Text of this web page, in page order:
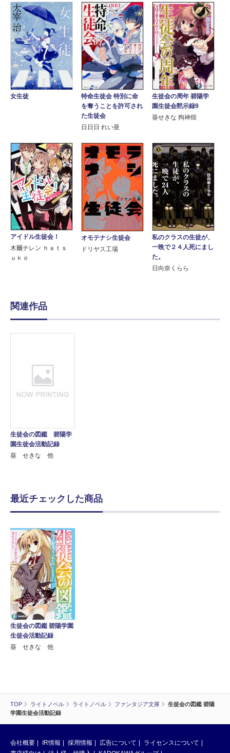
TOP ライトノベル ライトノベル ファンタジア文庫
生徒会の図鑑 碧陽
学園生徒会活動記録
女生徒
特命生徒会 特別に命
を奪うことを許可され
た生徒会
日日日 れい亜
生徒会の周年 碧陽学
園生徒会黙示録9
葵せきな 狗神煌
アイドル生徒会！
木爾チレン ｈａｔｓ
ｕｋｏ
オモテナシ生徒会
ドリヤス工場
私のクラスの生徒が、
一晩で２４人死にまし
た。
日向奈くらら
関連作品
生徒会の図鑑 碧陽学
園生徒会活動記録
葵 せきな 他
最近チェックした商品
生徒会の図鑑 碧陽学園
生徒会活動記録
葵 せきな 他
会社概要 IR情報 採用情報 広告について
ライセンスについて